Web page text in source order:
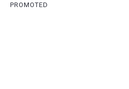
PROMOTED